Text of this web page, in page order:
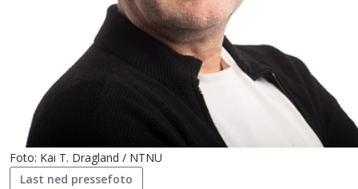
Foto: Kai T. Dragland / NTNU
Last ned pressefoto